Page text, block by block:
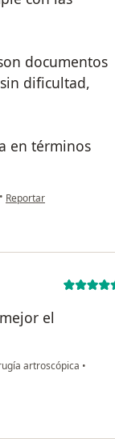
documentos
dificultad,
en términos
• en opinión del usuario V.P
Reportar
el
artroscópica •